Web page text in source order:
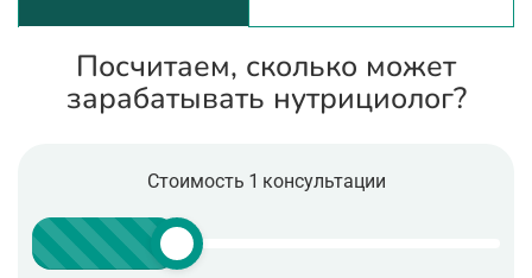
Посчитаем, сколько может
зарабатывать нутрициолог?
Стоимость 1 консультации